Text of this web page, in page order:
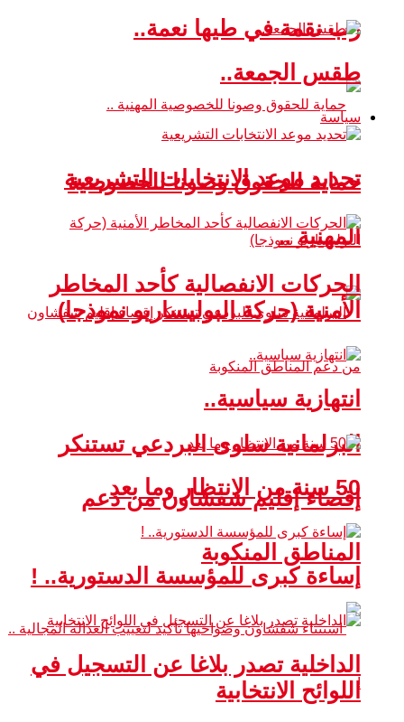
رب نقمة في طيها نعمة..
حماية للحقوق وصونا للخصوصية
المهنية ..
البرلمانية سلوى البردعي تستنكر
إقصاء إقليم شفشاون من دعم
المناطق المنكوبة
طقس الجمعة..
سياسة
تحديد موعد الانتخابات التشريعية
الحركات الانفصالية كأحد المخاطر
الأمنية (حركة البوليساريو نموذجا)
انتهازية سياسية..
50 سنة من الانتظار وما بعد
إساءة كبرى للمؤسسة الدستورية.. !
الداخلية تصدر بلاغا عن التسجيل في
اللوائح الانتخابية